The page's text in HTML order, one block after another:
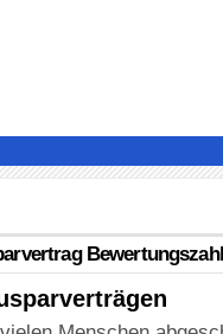
Bewertungszahl